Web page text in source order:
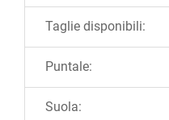
Taglie disponibili:
Puntale:
Suola: